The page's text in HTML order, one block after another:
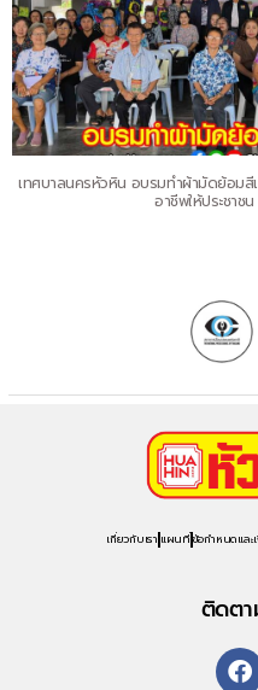
เทศบาลนครหัวหิน อบรมทำผ้ามัดย้อมสี
อาชีพให้ประชาชน
เกี่ยวกับเรา แผนที่ ข้อกำหนดและ
ติดตา